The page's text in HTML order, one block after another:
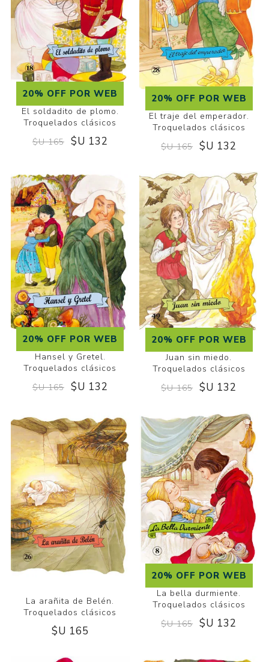
20% OFF POR WEB
El soldadito de plomo.
Troquelados clásicos
$U 165 $U 132
20% OFF POR WEB
El traje del emperador.
Troquelados clásicos
$U 165 $U 132
20% OFF POR WEB
Hansel y Gretel.
Troquelados clásicos
$U 165 $U 132
20% OFF POR WEB
Juan sin miedo.
Troquelados clásicos
$U 165 $U 132
La arañita de Belén.
Troquelados clásicos
$U 165
20% OFF POR WEB
La bella durmiente.
Troquelados clásicos
$U 165 $U 132